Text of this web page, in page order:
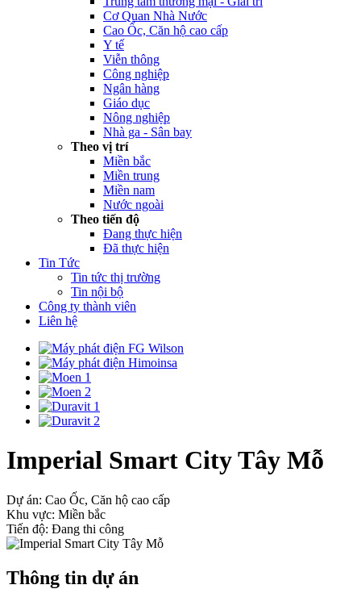
Cơ Quan Nhà Nước
Cao Ốc, Căn hộ cao cấp
Y tế
Viễn thông
Công nghiệp
Ngân hàng
Giáo dục
Nông nghiệp
Nhà ga - Sân bay
Theo vị trí
Miền bắc
Miền trung
Miền nam
Nước ngoài
Theo tiến độ
Đang thực hiện
Đã thực hiện
Tin Tức
Tin tức thị trường
Tin nội bộ
Công ty thành viên
Liên hệ
Imperial Smart City Tây Mỗ
Dự án: Cao Ốc, Căn hộ cao cấp
Khu vực: Miền bắc
Tiến độ: Đang thi công
Thông tin dự án